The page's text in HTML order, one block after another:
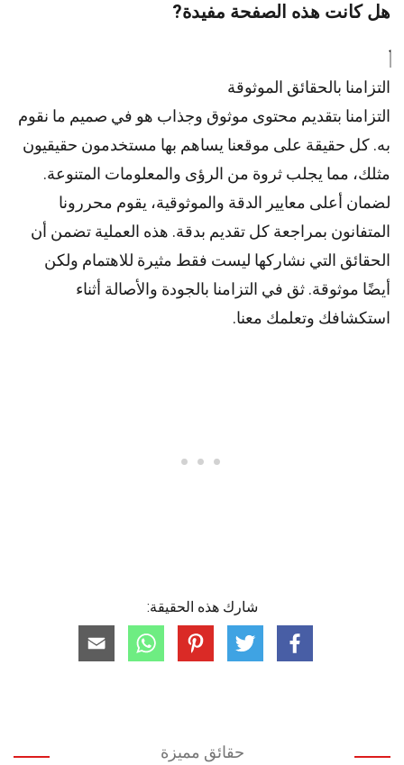
هل كانت هذه الصفحة مفيدة?
التزامنا بالحقائق الموثوقة
التزامنا بتقديم محتوى موثوق وجذاب هو في صميم ما نقوم
به. كل حقيقة على موقعنا يساهم بها مستخدمون حقيقيون
مثلك، مما يجلب ثروة من الرؤى والمعلومات المتنوعة.
لضمان أعلى معايير الدقة والموثوقية، يقوم محررونا
المتفانون بمراجعة كل تقديم بدقة. هذه العملية تضمن أن
الحقائق التي نشاركها ليست فقط مثيرة للاهتمام ولكن
أيضًا موثوقة. ثق في التزامنا بالجودة والأصالة أثناء
استكشافك وتعلمك معنا.
شارك هذه الحقيقة:
حقائق مميزة